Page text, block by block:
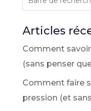
Articles
Comment
(sans penser
Comment faire
pression (et